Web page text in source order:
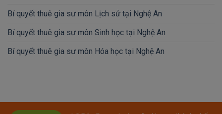
Bí quyết thuê gia sư môn Lịch sử tại Nghệ An
Bí quyết thuê gia sư môn Sinh học tại Nghệ An
Bí quyết thuê gia sư môn Hóa học tại Nghệ An